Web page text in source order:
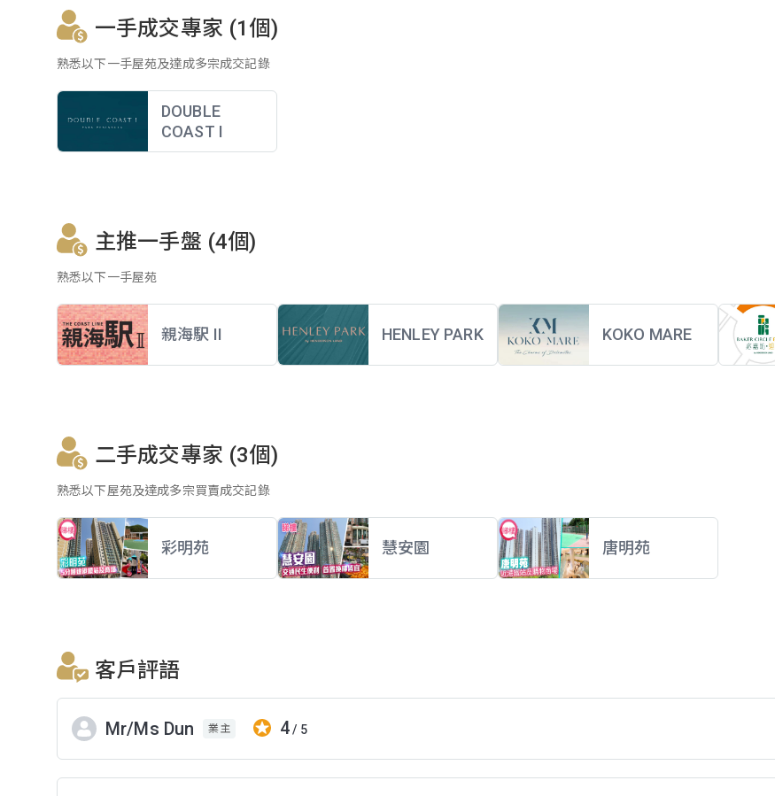
一手成交專家 (1個)
熟悉以下一手屋苑及達成多宗成交記錄
DOUBLE
COAST I
主推一手盤 (4個)
熟悉以下一手屋苑
親海駅 II HENLEY PARK KOKO MARE
二手成交專家 (3個)
熟悉以下屋苑及達成多宗買賣成交記錄
彩明苑 慧安園 唐明苑
客戶評語
Mr/Ms Dun 業主 4/ 5